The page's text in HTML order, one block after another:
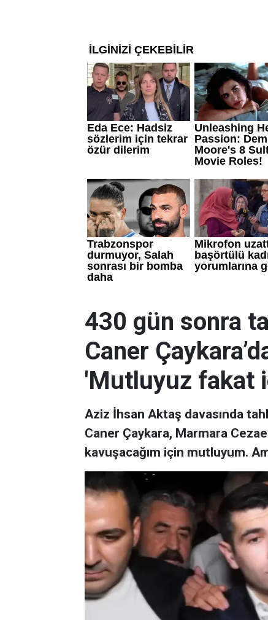
430 gün sonra
Caner
'Mutluyuz fakat
Aziz İhsan Aktaş davasında
Caner Çaykara, Marmara
kavuşacağım için mutluyum.